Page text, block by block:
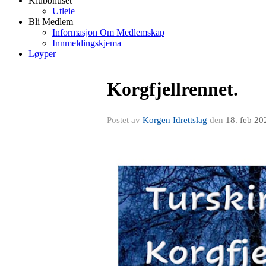
Utleie
Bli Medlem
Informasjon Om Medlemskap
Innmeldingskjema
Løyper
Korgfjellrennet.
Postet av Korgen Idrettslag den 18. feb